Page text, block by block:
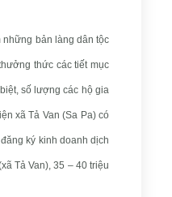
những bản làng dân tộc
thức các tiết mục
số lượng các hộ gia
xã Tả Van (Sa Pa) có
ký kinh doanh dịch
Tả Van), 35 – 40 triệu